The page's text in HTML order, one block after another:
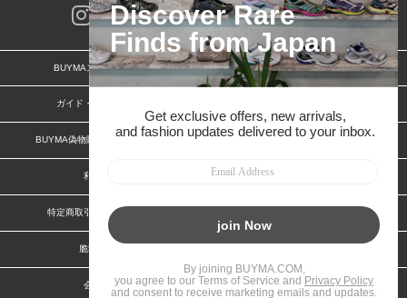
BUYMAスタートガイド 安心への取り組み
ガイド・お問い合わせ
BUYMA偽物販売防止の取り組み BUYMA CARD
利用規約
特定商取引法に関する表記
脆弱性報告
会社案内 スタッフ募集